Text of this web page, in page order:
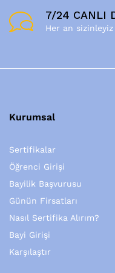
7/24 CANLI
Her an sizinleyiz
Kurumsal
Sertifikalar
Öğrenci Girişi
Bayilik Başvurusu
Günün Firsatları
Nasıl Sertifika Alırım?
Bayi Girişi
Karşılaştır